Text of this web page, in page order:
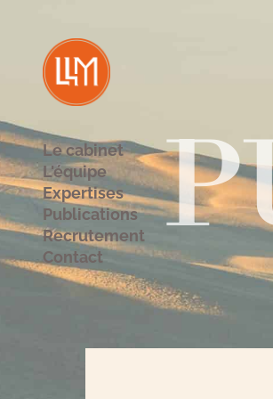
Le cabinet
L'équipe
Expertises
Publications
Recrutement
Contact